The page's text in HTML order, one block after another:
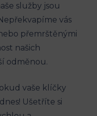
služby jsou
vás⁢
‍přemrštěnými
našich
odměnou.
vaše klíčky
Ušetříte si